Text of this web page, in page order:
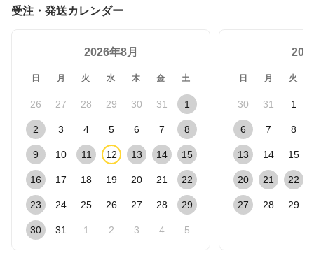
受注・発送カレンダー
2026年8月
日 月 火 水 木 金 土
26 27 28 29 30 31 1
2 3 4 5 6 7 8
9 10 11 12 13 14 15
16 17 18 19 20 21 22
23 24 25 26 27 28 29
30 31 1 2 3 4 5
日 月 火
30 31 1
6 7 8
13 14 15
20 21 22
27 28 29